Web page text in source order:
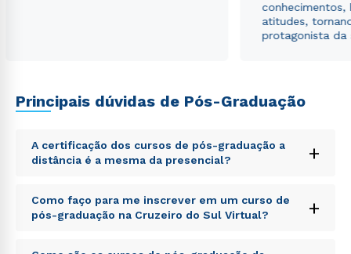
conhecimentos,
atitudes,
protagonista da
Principais dúvidas de Pós-Graduação
A certificação dos cursos de pós-graduação a
distância é a mesma da presencial?
+
Sed ut perspiciatis unde omnis iste natus error sit
voluptatem accusantium doloremque laudantium,
totam rem aperiam, eaque ipsa quae ab illo inventore
Como faço para me inscrever em um curso de
pós-graduação na Cruzeiro do Sul Virtual?
+
Sed ut perspiciatis unde omnis iste natus error sit
Estou de acordo com a Política de Privacidade.e